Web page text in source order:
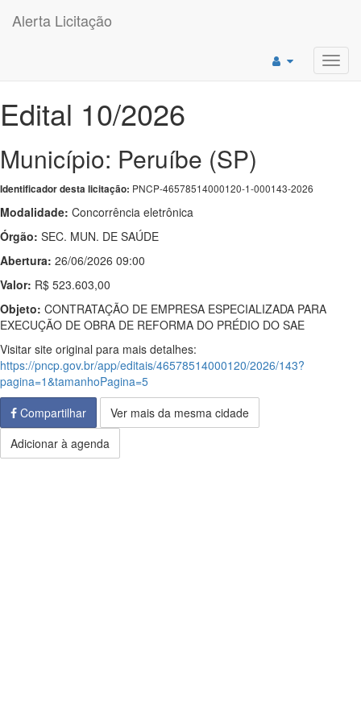
Alerta Licitação
Edital 10/2026
Município: Peruíbe (SP)
Identificador desta licitação: PNCP-46578514000120-1-000143-2026
Modalidade: Concorrência eletrônica
Órgão: SEC. MUN. DE SAÚDE
Abertura: 26/06/2026 09:00
Valor: R$ 523.603,00
Objeto: CONTRATAÇÃO DE EMPRESA ESPECIALIZADA PARA
EXECUÇÃO DE OBRA DE REFORMA DO PRÉDIO DO SAE
Visitar site original para mais detalhes:
https://pncp.gov.br/app/editais/46578514000120/2026/143?
pagina=1&tamanhoPagina=5
Compartilhar
Ver mais da mesma cidade
Adicionar à agenda